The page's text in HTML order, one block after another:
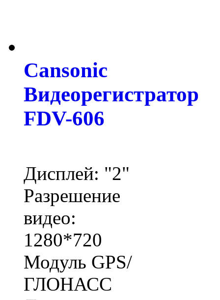
Cansonic
Видеорегистратор
FDV-606
Дисплей: "2"
Разрешение
видео:
1280*720
Модуль GPS/
ГЛОНАСС